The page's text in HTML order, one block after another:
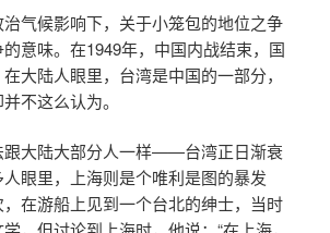
气候影响下，关于小笼包的地位之争
意味。在1949年，中国内战结束，国
大陆人眼里，台湾是中国的一部分，
不这么认为。
跟大陆大部分人一样——台湾正日渐衰
眼里，上海则是个唯利是图的暴发
在游船上见到一个台北的绅士，当时